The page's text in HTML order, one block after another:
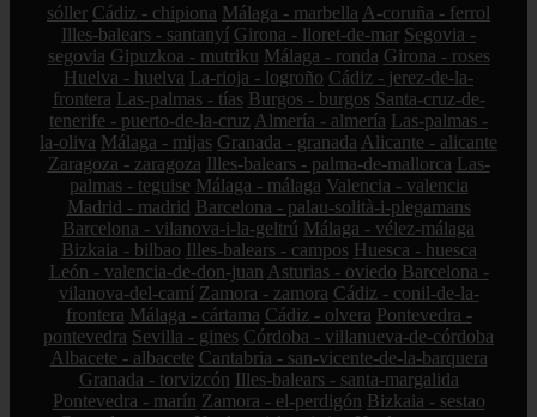
sóller Cádiz - chipiona Málaga - marbella A-coruña - ferrol
Illes-balears - santanyí Girona - lloret-de-mar Segovia -
segovia Gipuzkoa - mutriku Málaga - ronda Girona - roses
Huelva - huelva La-rioja - logroño Cádiz - jerez-de-la-
frontera Las-palmas - tías Burgos - burgos Santa-cruz-de-
tenerife - puerto-de-la-cruz Almería - almería Las-palmas -
la-oliva Málaga - mijas Granada - granada Alicante - alicante
Zaragoza - zaragoza Illes-balears - palma-de-mallorca Las-
palmas - teguise Málaga - málaga Valencia - valencia
Madrid - madrid Barcelona - palau-solità-i-plegamans
Barcelona - vilanova-i-la-geltrú Málaga - vélez-málaga
Bizkaia - bilbao Illes-balears - campos Huesca - huesca
León - valencia-de-don-juan Asturias - oviedo Barcelona -
vilanova-del-camí Zamora - zamora Cádiz - conil-de-la-
frontera Málaga - cártama Cádiz - olvera Pontevedra -
pontevedra Sevilla - gines Córdoba - villanueva-de-córdoba
Albacete - albacete Cantabria - san-vicente-de-la-barquera
Granada - torvizcón Illes-balears - santa-margalida
Pontevedra - marín Zamora - el-perdigón Bizkaia - sestao